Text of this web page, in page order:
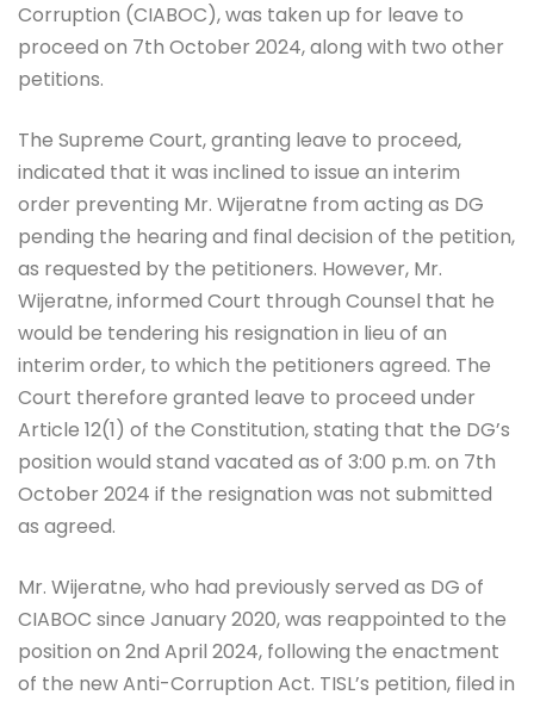
Corruption (CIABOC), was taken up for leave to
proceed on 7th October 2024, along with two other
petitions.
The Supreme Court, granting leave to proceed,
indicated that it was inclined to issue an interim
order preventing Mr. Wijeratne from acting as DG
pending the hearing and final decision of the petition,
as requested by the petitioners. However, Mr.
Wijeratne, informed Court through Counsel that he
would be tendering his resignation in lieu of an
interim order, to which the petitioners agreed. The
Court therefore granted leave to proceed under
Article 12(1) of the Constitution, stating that the DG’s
position would stand vacated as of 3:00 p.m. on 7th
October 2024 if the resignation was not submitted
as agreed.
Mr. Wijeratne, who had previously served as DG of
CIABOC since January 2020, was reappointed to the
position on 2nd April 2024, following the enactment
of the new Anti-Corruption Act. TISL’s petition, filed in